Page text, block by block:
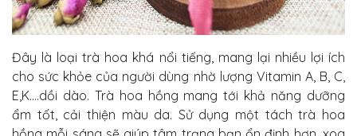
Đây là loại trà hoa khá nổi tiếng, mang lại nhiều lợi ích
cho sức khỏe của người dùng nhờ lượng Vitamin A, B, C,
E,K….dồi dào. Trà hoa hồng mang tới khả năng dưỡng
ẩm tốt, cải thiện màu da. Sử dụng một tách trà hoa